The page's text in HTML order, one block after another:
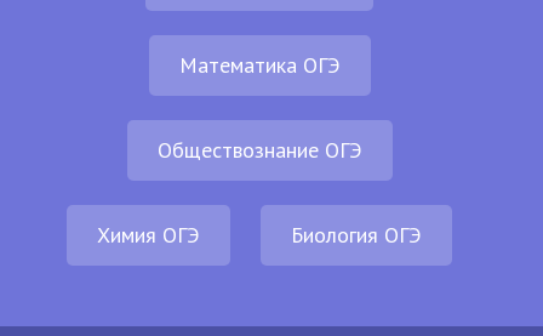
Математика ОГЭ
Обществознание ОГЭ
Химия ОГЭ Биология ОГЭ